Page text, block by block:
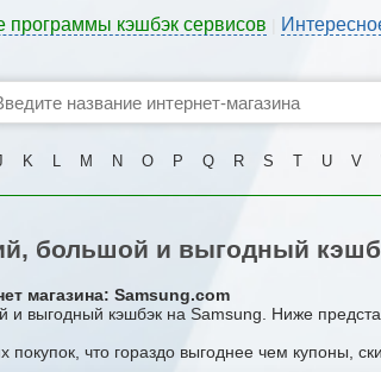
программы кэшбэк сервисов
K L M N O P Q R S T U V
большой и выгодный
магазина: Samsung.com
выгодный кэшбэк на Samsung. Ниже
покупок, что гораздо выгоднее чем купоны,